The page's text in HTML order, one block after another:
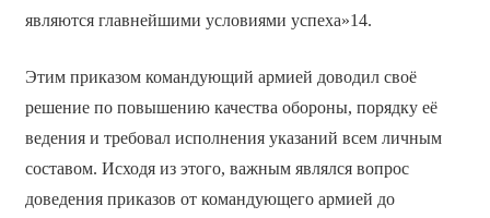
являются главнейшими условиями успеха»14.
Этим приказом командующий армией доводил своё
решение по повышению качества обороны, порядку её
ведения и требовал исполнения указаний всем личным
составом. Исходя из этого, важным являлся вопрос
доведения приказов от командующего армией до